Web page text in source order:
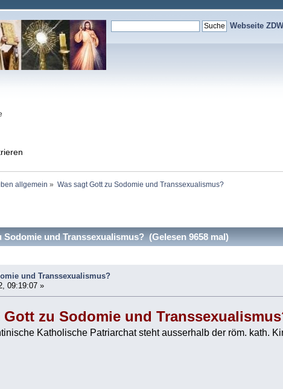
Webseite
allgemein » Was sagt Gott zu Sodomie und Transsexualismus?
Sodomie und Transsexualismus? (Gelesen 9658 mal)
und Transsexualismus?
09:19:07 »
Gott zu Sodomie und
Katholische Patriarchat steht ausserhalb der röm. kath.